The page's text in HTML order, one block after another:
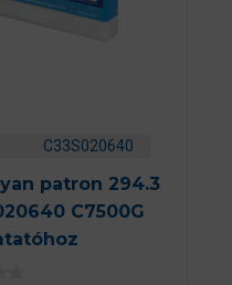
C33S020640
patron 294.3
C7500G